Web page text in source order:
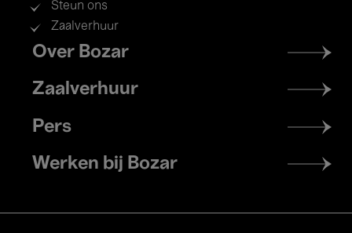
Steun ons
Zaalverhuur
Footer
menu
Over Bozar
Zaalverhuur
Pers
Werken bij Bozar